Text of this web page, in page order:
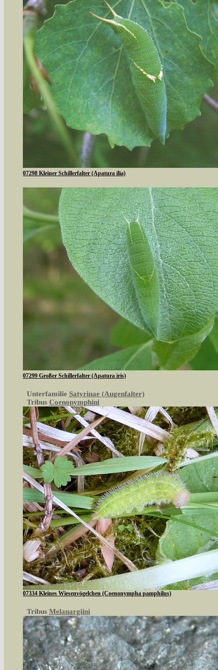
07298 Kleiner Schillerfalter (Apatura ilia)
07299 Großer Schillerfalter (Apatura iris)
Unterfamilie Satyrinae (Augenfalter)
Tribus Coenonymphini
07334 Kleines Wiesenvögelchen (Coenonympha pamphilus)
Tribus Melanargiini